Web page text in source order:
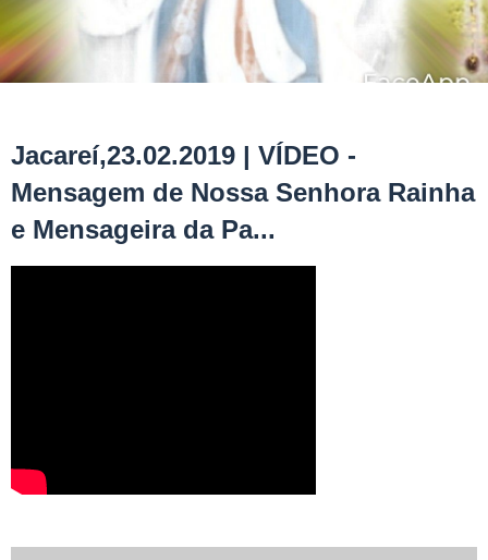
Jacareí,23.02.2019 | VÍDEO -
Mensagem de Nossa Senhora Rainha
e Mensageira da Pa...